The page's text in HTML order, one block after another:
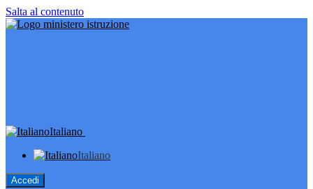
Salta al contenuto
Italiano
Italiano
Accedi